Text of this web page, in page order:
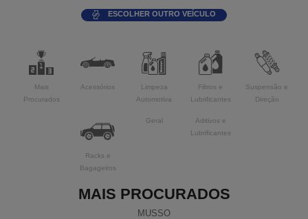
ESCOLHER OUTRO VEÍCULO
Mais
Procurados
Acessórios
Limpeza
Automotiva
Filtros e
Lubrificantes
Suspensão e
Direção
Racks e
Bagageiros
Geral
Aditivos e
Lubrificantes
MAIS PROCURADOS
MUSSO